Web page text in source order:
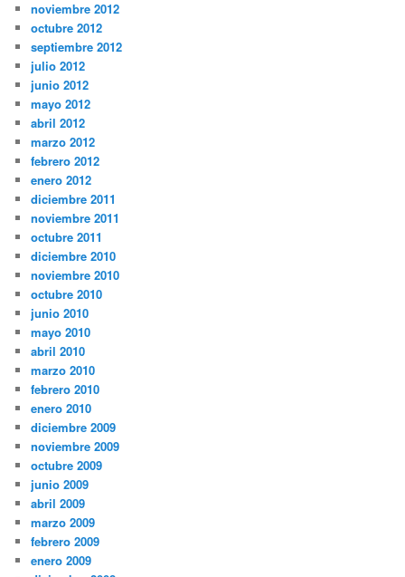
noviembre 2012
octubre 2012
septiembre 2012
julio 2012
junio 2012
mayo 2012
abril 2012
marzo 2012
febrero 2012
enero 2012
diciembre 2011
noviembre 2011
octubre 2011
diciembre 2010
noviembre 2010
octubre 2010
junio 2010
mayo 2010
abril 2010
marzo 2010
febrero 2010
enero 2010
diciembre 2009
noviembre 2009
octubre 2009
junio 2009
abril 2009
marzo 2009
febrero 2009
enero 2009